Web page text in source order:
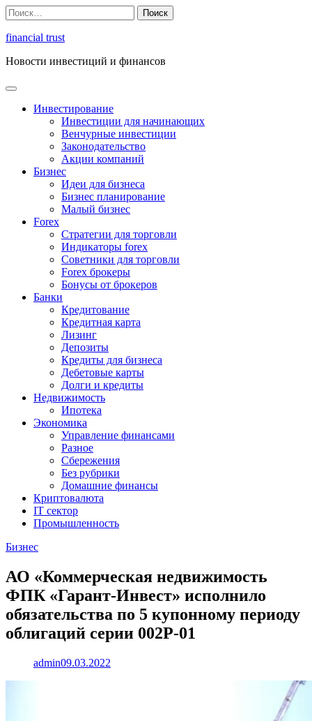
Перейти
к
содержимому
Найти:
financial trust
Новости инвестиций и финансов
Инвестирование
Инвестиции для начинающих
Венчурные инвестиции
Законодательство
Акции компаний
Бизнес
Идеи для бизнеса
Бизнес планирование
Малый бизнес
Forex
Стратегии для торговли
Индикаторы forex
Советники для торговли
Forex брокеры
Бонусы от брокеров
Банки
Кредитование
Кредитная карта
Лизинг
Депозиты
Кредиты для бизнеса
Дебетовые карты
Долги и кредиты
Недвижимость
Ипотека
Экономика
Управление финансами
Разное
Сбережения
Без рубрики
Домашние финансы
Криптовалюта
IT сектор
Промышленность
Бизнес
АО «Коммерческая недвижимость
ФПК «Гарант-Инвест» исполнило
обязательства по 5 купонному периоду
облигаций серии 002Р-01
admin09.03.2022